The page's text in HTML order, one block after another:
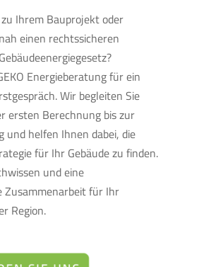
Ihrem Bauprojekt oder
einen rechtssicheren
Energieberatung für ein
Wir begleiten Sie
ersten Berechnung bis zur
und helfen Ihnen dabei, die
für Ihr Gebäude zu finden.
und eine
für Ihr
Region.